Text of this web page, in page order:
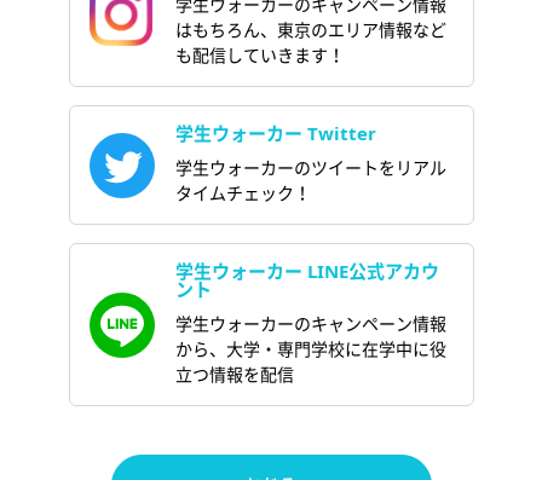
はもちろん、東京のエリア情報など
も配信していきます！
学生ウォーカー Twitter
学生ウォーカーのツイートをリアル
タイムチェック！
学生ウォーカー LINE公式アカウ
ント
学生ウォーカーのキャンペーン情報
から、大学・専門学校に在学中に役
立つ情報を配信